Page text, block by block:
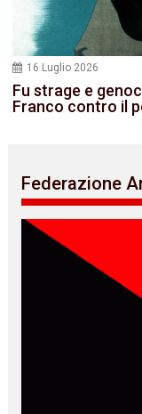
16 Luglio 2026
Fu strage e
Franco contro il
Federazione